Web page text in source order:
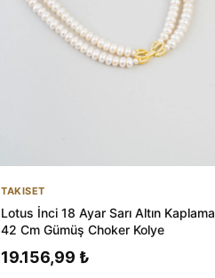
TAKISET
Lotus İnci 18 Ayar Sarı Altın Kaplama
42 Cm Gümüş Choker Kolye
19.156,99 ₺